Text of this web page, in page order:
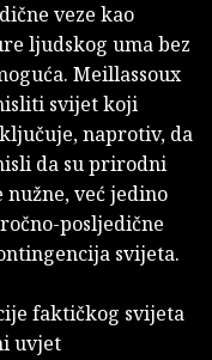
veze kao
ljudskog uma bez
Meillassoux
svijet koji
naprotiv, da
da su prirodni
nužne, već jedino
posljedične
svijeta.
faktičkog svijeta
uvjet